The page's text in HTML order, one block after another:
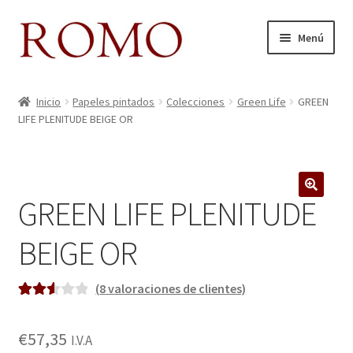
Ir
Ir
al
Menú
Aviso legal
Carrito
Colecciones
Contacto
Donde Estamos
Inicio Papeles pintados Colecciones Green Life
GREEN
LIFE PLENITUDE BEIGE OR
🔍
GREEN LIFE PLENITUDE
BEIGE OR
2.63
(8valoraciones de clientes)
€57,35 I.V.A